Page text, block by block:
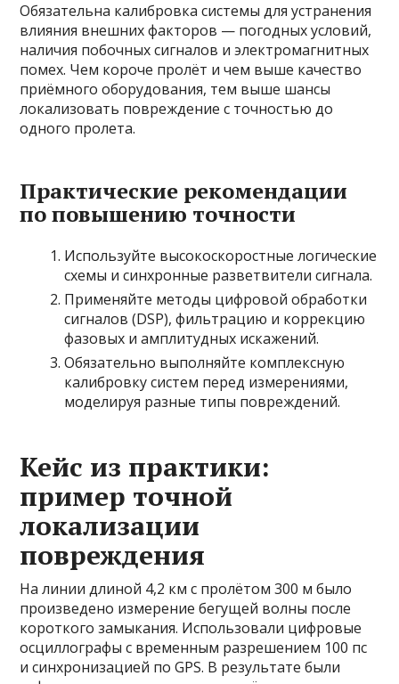
Обязательна калибровка системы для устранения
влияния внешних факторов — погодных условий,
наличия побочных сигналов и электромагнитных
помех. Чем короче пролёт и чем выше качество
приёмного оборудования, тем выше шансы
локализовать повреждение с точностью до
одного пролета.
Практические рекомендации
по повышению точности
Используйте высокоскоростные логические
схемы и синхронные разветвители сигнала.
Применяйте методы цифровой обработки
сигналов (DSP), фильтрацию и коррекцию
фазовых и амплитудных искажений.
Обязательно выполняйте комплексную
калибровку систем перед измерениями,
моделируя разные типы повреждений.
Кейс из практики:
пример точной
локализации
повреждения
На линии длиной 4,2 км с пролётом 300 м было
произведено измерение бегущей волны после
короткого замыкания. Использовали цифровые
осциллографы с временным разрешением 100 пс
и синхронизацией по GPS. В результате были